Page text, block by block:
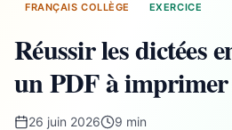
FRANÇAIS COLLÈGE EXERCICE
Réussir les dictées
un PDF à imprimer
26 juin 2026 9 min